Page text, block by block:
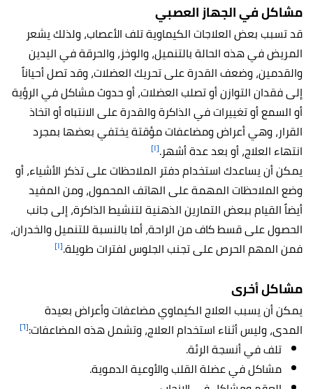
مشاكل في الجهاز العصبي
قد تسبب بعض العلاجات الكيماوية تلف الأعصاب، ولذلك يشعر
المريض في هذه الحالة بالتنميل، والوخز، والحرقة في اليدين
والقدمين، وضعف القدرة على تحريك العضلات، وقد تصل أحياناً
إلى فقدان التوازن أو تصلب العضلات، أو حدوث مشاكل في الرؤية
أو السمع أو تغييرات في الذاكرة والقدرة على الانتباه أو اتخاذ
القرار، وهي أعراض ومضاعفات مؤقتة يختفي بعضها بمجرد
انتهاء العلاج، أو بعد عدة أشهر.[١]
يمكن أن يساعدك استخدام دفتر الملاحظات على تذكر الأشياء، أو
وضع الملاحظات المهمة على الهاتف المحمول، ومن المفيد
أيضاً القيام ببعض التمارين الذهنية لتنشيط الذاكرة، إلى جانب
الحصول على قسط كاف من الراحة، أما بالنسبة للتنميل والخدران،
فمن المهم الحرص على تجنب الجلوس لفترات طويلة.[١]
مشاكل أخرى
يمكن أن يسبب العلاج الكيماوي مضاعفات وأعراض بعيدة
المدى، وليس أثناء استخدام العلاج، وتشمل هذه المضاعفات:[٦]
تلف في أنسجة الرئة.
مشاكل في عضلة القلب والأوعية الدموية.